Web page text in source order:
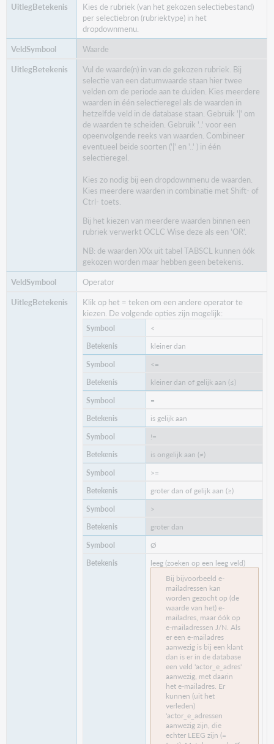
Kies de rubriek (van het gekozen selectiebestand)
per selectiebron (rubriektype) in het
dropdownmenu.
Waarde
Vul de waarde(n) in van de gekozen rubriek. Bij
selectie van een datumwaarde staan hier twee
velden om de periode aan te duiden. Kies meerdere
waarden in één selectieregel als de waarden in
hetzelfde veld in de database staan. Gebruik '|' om
de waarden te scheiden. Gebruik '..' voor een
opeenvolgende reeks van waarden. Combineer
eventueel beide soorten ('|' en '..' ) in één
selectieregel.
Kies zo nodig bij een dropdownmenu de waarden.
Kies meerdere waarden in combinatie met Shift- of
Ctrl- toets.
Bij het kiezen van meerdere waarden binnen een
rubriek verwerkt OCLC Wise deze als een 'OR'.
NB: de waarden XXx uit tabel TABSCL kunnen óók
gekozen worden maar hebben geen betekenis.
Operator
Klik op het = teken om een andere operator te
kiezen. De volgende opties zijn mogelijk:
<
kleiner dan
<=
kleiner dan of gelijk aan (≤)
=
is gelijk aan
!=
is ongelijk aan (≠)
>=
groter dan of gelijk aan (≥)
>
groter dan
Ø
leeg (zoeken op een leeg veld)
Bij bijvoorbeeld e-
mailadressen kan
worden gezocht op (de
waarde van het) e-
mailadres, maar óók op
e-mailadressen J/N. Als
er een e-mailadres
aanwezig is bij een klant
dan is er in de database
een veld 'actor_e_adres'
aanwezig, met daarin
het e-mailadres. Er
kunnen (uit het
verleden)
'actor_e_adressen
aanwezig zijn, die
echter LEEG zijn (=